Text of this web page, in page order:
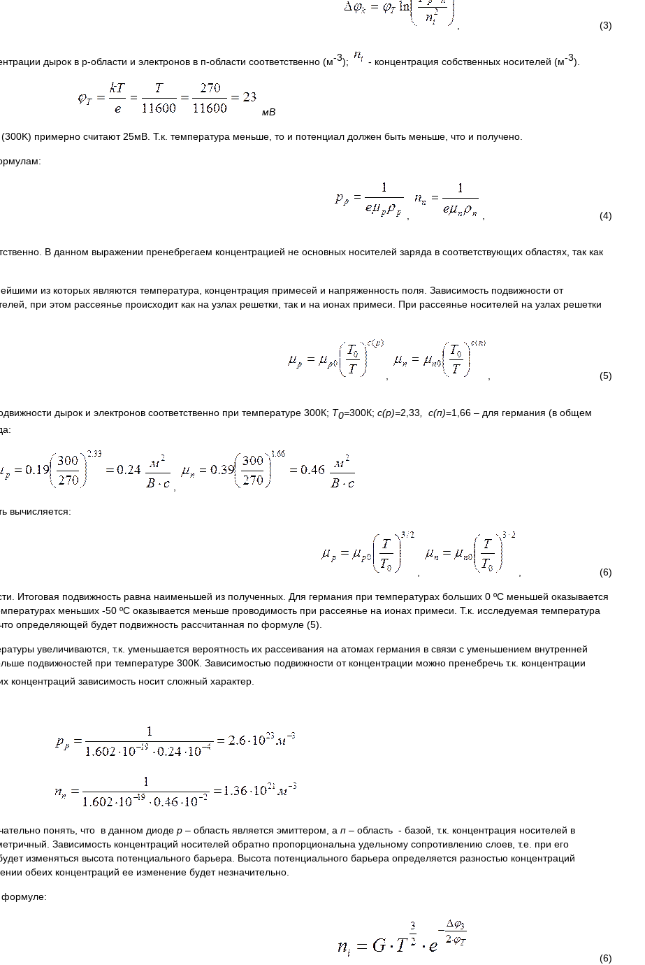
, (3)
дырок в р-области и электронов в п-области соответственно (м-3); - концентрация собственных носителей (м-3).
мВ
примерно считают 25мВ. Т.к. температура меньше, то и потенциал должен быть меньше, что и получено.
, (4)
В данном выражении пренебрегаем концентрацией не основных носителей заряда в соответствующих областях, так как
из которых являются температура, концентрация примесей и напряженность поля. Зависимость подвижности от
при этом рассеянье происходит как на узлах решетки, так и на ионах примеси. При рассеянье носителей на узлах решетки
, (5)
дырок и электронов соответственно при температуре 300К; Т0=300К; с(р)=2,33 , с(п)=1,66 – для германия (в общем
вычисляется:
, (6)
Итоговая подвижность равна наименьшей из полученных. Для германия при температурах больших 0 ºС меньшей оказывается
меньших -50 ºС оказывается меньше проводимость при рассеянье на ионах примеси. Т.к. исследуемая температура
определяющей будет подвижность рассчитанная по формуле (5).
увеличиваются, т.к. уменьшается вероятность их рассеивания на атомах германия в связи с уменьшением внутренней
подвижностей при температуре 300К. Зависимостью подвижности от концентрации можно пренебречь т.к. концентрации
концентраций зависимость носит сложный характер.
понять, что в данном диоде р – область является эмиттером, а п – область - базой, т.к. концентрация носителей в
Зависимость концентраций носителей обратно пропорциональна удельному сопротивлению слоев, т.е. при его
изменяться высота потенциального барьера. Высота потенциального барьера определяется разностью концентраций
обеих концентраций ее изменение будет незначительно.
формуле:
(6)